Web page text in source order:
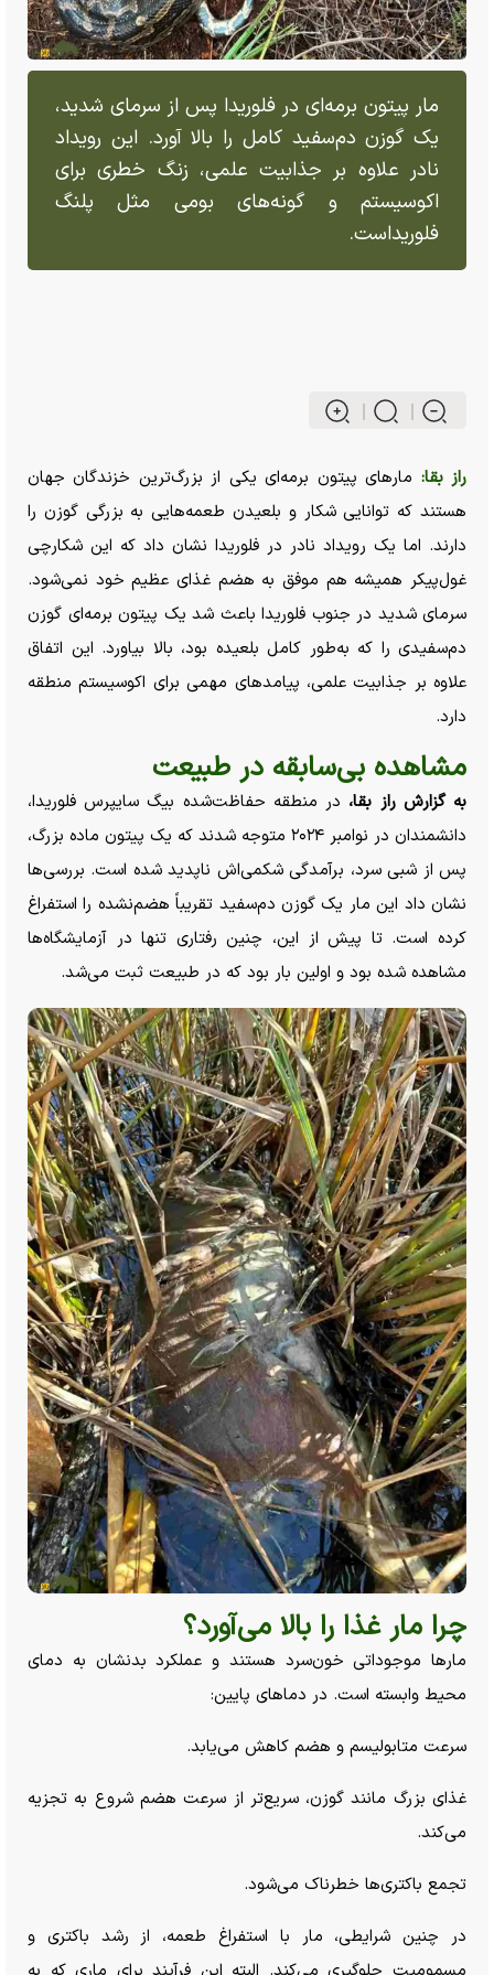
مار پیتون برمه‌ای در فلوریدا پس از سرمای شدید،
یک گوزن دم‌سفید کامل را بالا آورد. این رویداد
نادر علاوه بر جذابیت علمی، زنگ خطری برای
اکوسیستم و گونه‌های بومی مثل پلنگ
فلوریداست.
راز بقا: مار‌های پیتون برمه‌ای یکی از بزرگ‌ترین خزندگان جهان
هستند که توانایی شکار و بلعیدن طعمه‌هایی به بزرگی گوزن را
دارند. اما یک رویداد نادر در فلوریدا نشان داد که این شکارچی
غول‌پیکر همیشه هم موفق به هضم غذای عظیم خود نمی‌شود.
سرمای شدید در جنوب فلوریدا باعث شد یک پیتون برمه‌ای گوزن
دم‌سفیدی را که به‌طور کامل بلعیده بود، بالا بیاورد. این اتفاق
علاوه بر جذابیت علمی، پیامد‌های مهمی برای اکوسیستم منطقه
دارد.
مشاهده بی‌سابقه در طبیعت
به گزارش راز بقا، در منطقه حفاظت‌شده بیگ سایپرس فلوریدا،
دانشمندان در نوامبر ۲۰۲۴ متوجه شدند که یک پیتون ماده بزرگ،
پس از شبی سرد، برآمدگی شکمی‌اش ناپدید شده است. بررسی‌ها
نشان داد این مار یک گوزن دم‌سفید تقریباً هضم‌نشده را استفراغ
کرده است. تا پیش از این، چنین رفتاری تنها در آزمایشگاه‌ها
مشاهده شده بود و اولین بار بود که در طبیعت ثبت می‌شد.
چرا مار غذا را بالا می‌آورد؟
مار‌ها موجوداتی خون‌سرد هستند و عملکرد بدنشان به دمای
محیط وابسته است. در دما‌های پایین:
سرعت متابولیسم و هضم کاهش می‌یابد.
غذای بزرگ مانند گوزن، سریع‌تر از سرعت هضم شروع به تجزیه
می‌کند.
تجمع باکتری‌ها خطرناک می‌شود.
در چنین شرایطی، مار با استفراغ طعمه، از رشد باکتری و